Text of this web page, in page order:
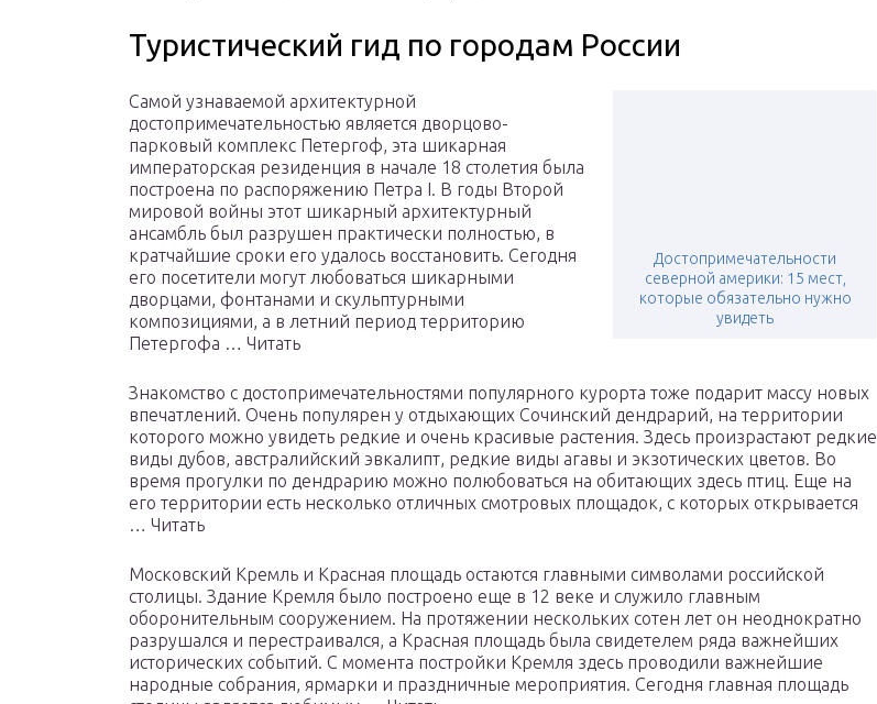
Туристический гид по городам России
Достопримечательности
северной америки: 15 мест,
которые обязательно нужно
увидеть
Самой узнаваемой архитектурной
достопримечательностью является дворцово-
парковый комплекс Петергоф, эта шикарная
императорская резиденция в начале 18 столетия была
построена по распоряжению Петра I. В годы Второй
мировой войны этот шикарный архитектурный
ансамбль был разрушен практически полностью, в
кратчайшие сроки его удалось восстановить. Сегодня
его посетители могут любоваться шикарными
дворцами, фонтанами и скульптурными
композициями, а в летний период территорию
Петергофа … Читать
Знакомство с достопримечательностями популярного курорта тоже подарит массу новых
впечатлений. Очень популярен у отдыхающих Сочинский дендрарий, на территории
которого можно увидеть редкие и очень красивые растения. Здесь произрастают редкие
виды дубов, австралийский эвкалипт, редкие виды агавы и экзотических цветов. Во
время прогулки по дендрарию можно полюбоваться на обитающих здесь птиц. Еще на
его территории есть несколько отличных смотровых площадок, с которых открывается
… Читать
Московский Кремль и Красная площадь остаются главными символами российской
столицы. Здание Кремля было построено еще в 12 веке и служило главным
оборонительным сооружением. На протяжении нескольких сотен лет он неоднократно
разрушался и перестраивался, а Красная площадь была свидетелем ряда важнейших
исторических событий. С момента постройки Кремля здесь проводили важнейшие
народные собрания, ярмарки и праздничные мероприятия. Сегодня главная площадь